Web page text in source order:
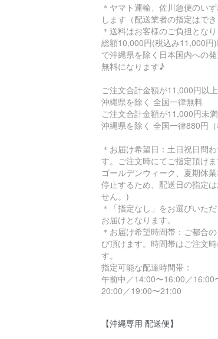
＊ヤマト運輸、佐川急便のい
します（配送業者の指定はでき
＊送料はお客様のご負担とな
総額10,000円(税込み11,000円
で沖縄県を除く日本国内への
無料になります♪
ご注文合計金額が11,000円以
沖縄県を除く 全国一律無料
ご注文合計金額が11,000円未
沖縄県を除く 全国一律880円（
＊お届け希望日：土日祝日問
す。ご注文時にてご指定頂けま
ゴールデンウィーク、夏期休
停止するため、配送日の指定
せん。)
＊「指定なし」をお選びいた
お届けとなります。
＊お届け希望時間帯：ご都合
び頂けます。時間帯はご注文
す。
指定可能な配達時間帯：
午前中／14:00〜16:00／16:00
20:00／19:00〜21:00
【沖縄専用 配送便】